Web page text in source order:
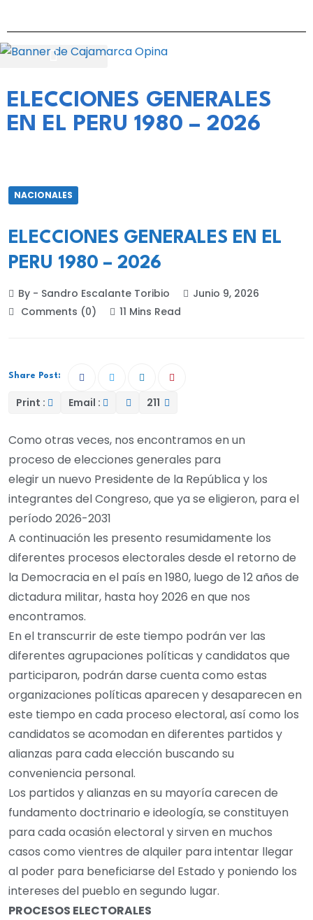
ELECCIONES GENERALES
EN EL PERU 1980 – 2026
NACIONALES
ELECCIONES GENERALES EN EL
PERU 1980 – 2026
By - Sandro Escalante Toribio
Junio 9, 2026
Comments (0)
11 Mins Read
Share Post:
Print : Email : 211
Como otras veces, nos encontramos en un
proceso de elecciones generales para
elegir un nuevo Presidente de la República y los
integrantes del Congreso, que ya se eligieron, para el
período 2026-2031
A continuación les presento resumidamente los
diferentes procesos electorales desde el retorno de
la Democracia en el país en 1980, luego de 12 años de
dictadura militar, hasta hoy 2026 en que nos
encontramos.
En el transcurrir de este tiempo podrán ver las
diferentes agrupaciones políticas y candidatos que
participaron, podrán darse cuenta como estas
organizaciones políticas aparecen y desaparecen en
este tiempo en cada proceso electoral, así como los
candidatos se acomodan en diferentes partidos y
alianzas para cada elección buscando su
conveniencia personal.
Los partidos y alianzas en su mayoría carecen de
fundamento doctrinario e ideología, se constituyen
para cada ocasión electoral y sirven en muchos
casos como vientres de alquiler para intentar llegar
al poder para beneficiarse del Estado y poniendo los
intereses del pueblo en segundo lugar.
PROCESOS ELECTORALES